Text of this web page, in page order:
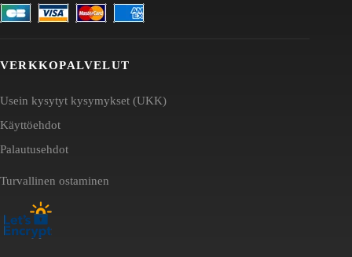
VERKKOPALVELUT
Usein kysytyt kysymykset (UKK)
Käyttöehdot
Palautusehdot
Turvallinen ostaminen